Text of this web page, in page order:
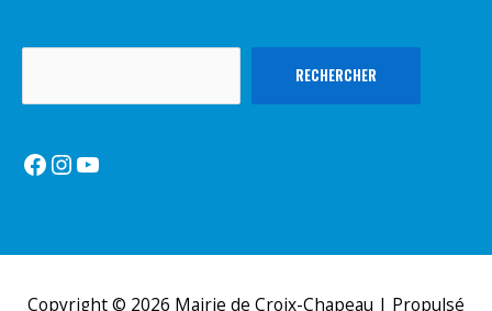
RECHERCHER
Facebook
Instagram
YouTube
Copyright © 2026 Mairie de Croix-Chapeau | Propulsé